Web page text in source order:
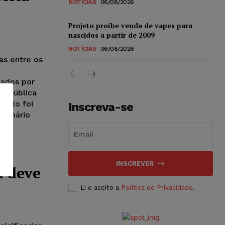
entre os
por
pública
foi
deve
NOTÍCIAS 06/08/2026
Projeto proíbe venda de vapes para
nascidos a partir de 2009
NOTÍCIAS 06/08/2026
Inscreva-se
INSCREVER
Li e aceito a Política de Privacidade.